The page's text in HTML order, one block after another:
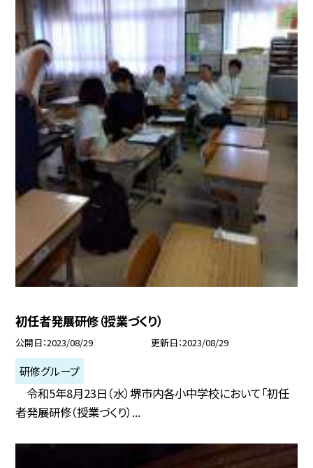
初任者発展研修（授業づくり）
公開日 2023/08/29 更新日 2023/08/29
研修グループ
令和5年8月23日（水）堺市内各小中学校において「初任
者発展研修（授業づくり）...